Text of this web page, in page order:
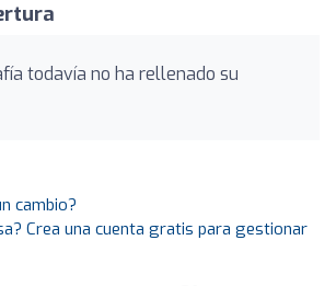
todavía no ha rellenado su
cambio?
Crea una cuenta gratis para gestionar